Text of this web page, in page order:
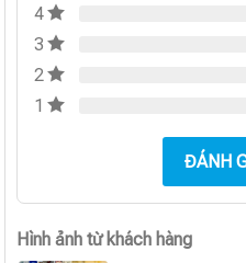
4
3
2
1
ĐÁNH
Hình ảnh từ khách hàng